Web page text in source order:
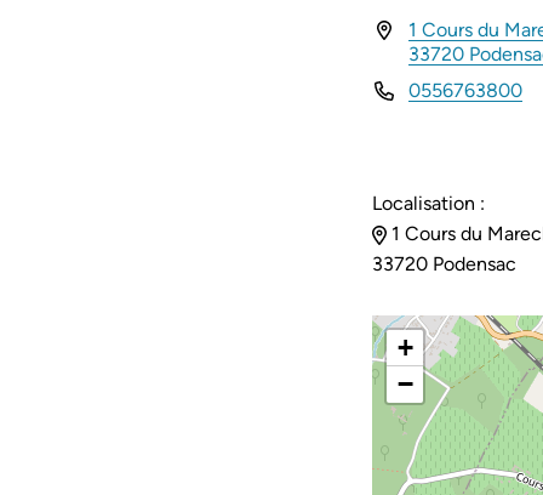
INFOS UTILES
1 Cours du
33720
0556763800
Localisation :
1 Cours du
33720 Podensac
+
−